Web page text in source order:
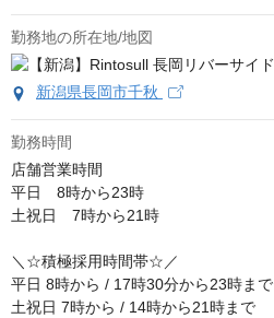
勤務地の所在地/地図
新潟県長岡市千秋
勤務時間
店舗営業時間
平日　8時から23時
土祝日　7時から21時
＼☆積極採用時間帯☆／
平日 8時から / 17時30分から23時まで
土祝日 7時から / 14時から21時まで